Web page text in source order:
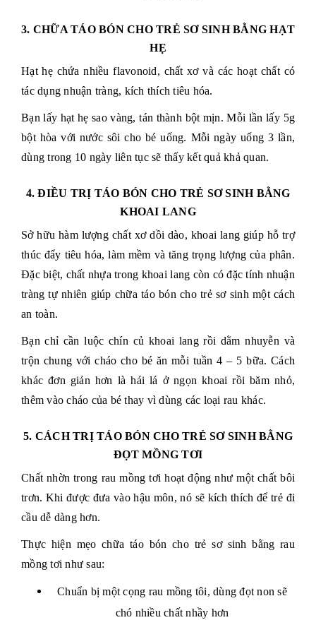
3. CHỮA TÁO BÓN CHO TRẺ SƠ SINH BẰNG HẠT
HẸ
Hạt hẹ chứa nhiều flavonoid, chất xơ và các hoạt chất có
tác dụng nhuận tràng, kích thích tiêu hóa.
Bạn lấy hạt hẹ sao vàng, tán thành bột mịn. Mỗi lần lấy 5g
bột hòa với nước sôi cho bé uống. Mỗi ngày uống 3 lần,
dùng trong 10 ngày liên tục sẽ thấy kết quả khả quan.
4. ĐIỀU TRỊ TÁO BÓN CHO TRẺ SƠ SINH BẰNG
KHOAI LANG
Sở hữu hàm lượng chất xơ dồi dào, khoai lang giúp hỗ trợ
thúc đẩy tiêu hóa, làm mềm và tăng trọng lượng của phân.
Đặc biệt, chất nhựa trong khoai lang còn có đặc tính nhuận
tràng tự nhiên giúp chữa táo bón cho trẻ sơ sinh một cách
an toàn.
Bạn chỉ cần luộc chín củ khoai lang rồi dằm nhuyễn và
trộn chung với cháo cho bé ăn mỗi tuần 4 – 5 bữa. Cách
khác đơn giản hơn là hái lá ở ngọn khoai rồi băm nhỏ,
thêm vào cháo của bé thay vì dùng các loại rau khác.
5. CÁCH TRỊ TÁO BÓN CHO TRẺ SƠ SINH BẰNG
ĐỌT MỒNG TƠI
Chất nhờn trong rau mồng tơi hoạt động như một chất bôi
trơn. Khi được đưa vào hậu môn, nó sẽ kích thích để trẻ đi
cầu dễ dàng hơn.
Thực hiện mẹo chữa táo bón cho trẻ sơ sinh bằng rau
mồng tơi như sau:
Chuẩn bị một cọng rau mồng tôi, dùng đọt non sẽ
chó nhiều chất nhầy hơn